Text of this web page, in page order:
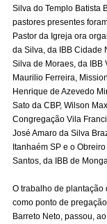
Silva do Templo Batista
pastores presentes
Pastor da Igreja ora
da Silva, da IBB Cidade
Silva de Moraes, da IBB
Maurilio Ferreira,
Henrique de Azevedo
Sato da CBP, Wilson
Congregação Vila
José Amaro da Silva
Itanhaém SP e o
Santos, da IBB de
O trabalho de plantação
como ponto de
Barreto Neto, passou,